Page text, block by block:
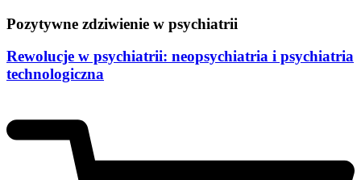
Pozytywne zdziwienie w psychiatrii
Rewolucje w psychiatrii: neopsychiatria i psychiatria
technologiczna